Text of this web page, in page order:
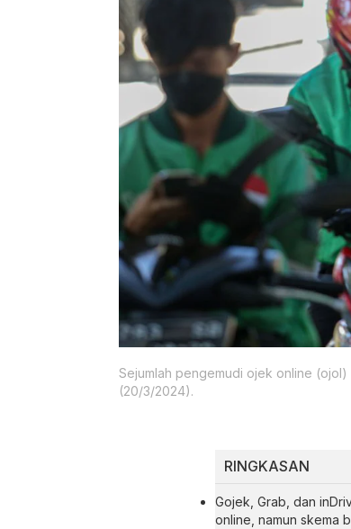
Sejumlah pengemudi ojek online (ojol)
(20/3/2024).
RINGKASAN
Gojek, Grab, dan
online, namun skema